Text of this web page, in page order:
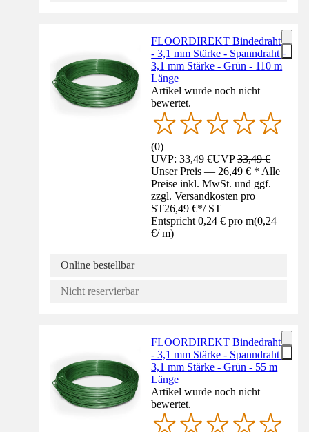
FLOORDIREKT Bindedraht
- 3,1 mm Stärke - Spanndraht -
3,1 mm Stärke - Grün - 110 m
Länge
Artikel wurde noch nicht
bewertet.
(0)
UVP: 33,49 €UVP33,49 €
Unser Preis — 26,49 € * Alle
Preise inkl. MwSt. und ggf.
zzgl. Versandkosten pro
ST26,49 €*/ ST
Entspricht 0,24 € pro m(0,24
€/ m)
Online bestellbar
Nicht reservierbar
FLOORDIREKT Bindedraht
- 3,1 mm Stärke - Spanndraht -
3,1 mm Stärke - Grün - 55 m
Länge
Artikel wurde noch nicht
bewertet.